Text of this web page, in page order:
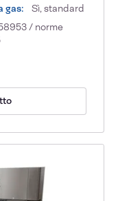
gas:
Sì, standard
/ norme